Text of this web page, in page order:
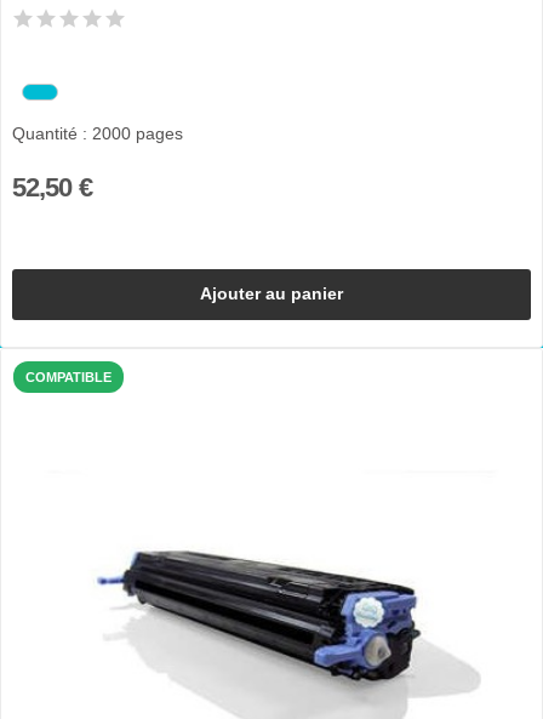
Quantité : 2000 pages
52,50 €
Ajouter au panier
COMPATIBLE